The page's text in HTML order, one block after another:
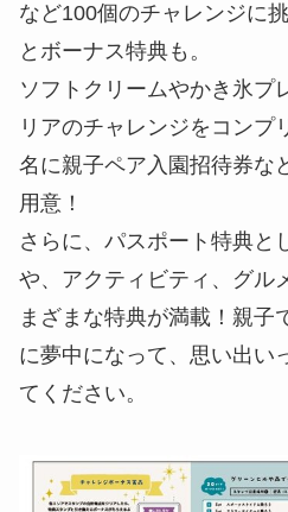
など100個のチャレンジに
とボーナス特典も。
ソフトクリームやかき氷プ
リアのチャレンジをコンプ
名に親子ペア入園招待券な
用意！
さらに、パスポート特典と
や、アクティビティ、グル
まざまな特典が満載！親子
に夢中になって、思い出い
てください。